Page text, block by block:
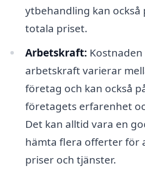
ytbehandling kan också
totala priset.
Arbetskraft:
arbetskraft varierar
företag och kan också
företagets erfarenhet
Det kan alltid vara en
hämta flera offerter för
priser och tjänster.